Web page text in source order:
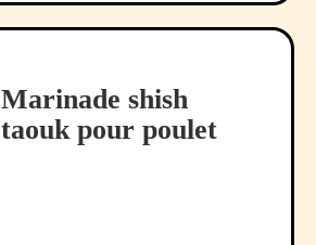
Marinade shish
taouk pour poulet